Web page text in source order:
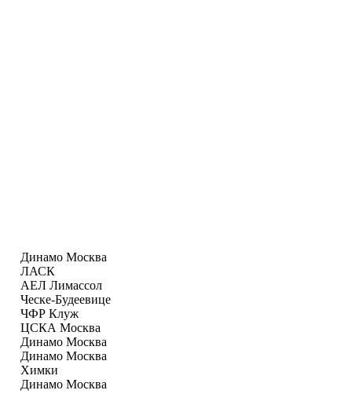
Динамо Москва
ЛАСК
АЕЛ Лимаcсол
Ческе-Будеевице
ЧФР Клуж
ЦСКА Москва
Динамо Москва
Динамо Москва
Химки
Динамо Москва